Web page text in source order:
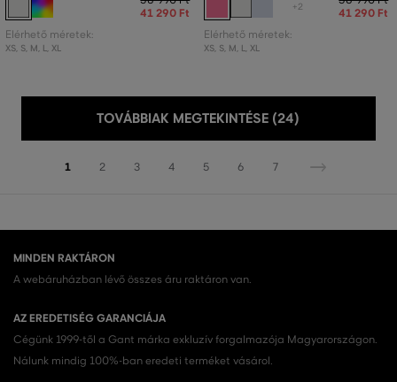
41 290 Ft
Elérhető méretek:
XS, S, M, L, XL
+2 41 290 Ft
Elérhető méretek:
XS, S, M, L, XL
TOVÁBBIAK MEGTEKINTÉSE (24)
1 2 3 4 5 6 7
MINDEN RAKTÁRON
A webáruházban lévő összes áru raktáron van.
AZ EREDETISÉG GARANCIÁJA
Cégünk 1999-től a Gant márka exkluzív forgalmazója Magyarországon.
Nálunk mindig 100%-ban eredeti terméket vásárol.